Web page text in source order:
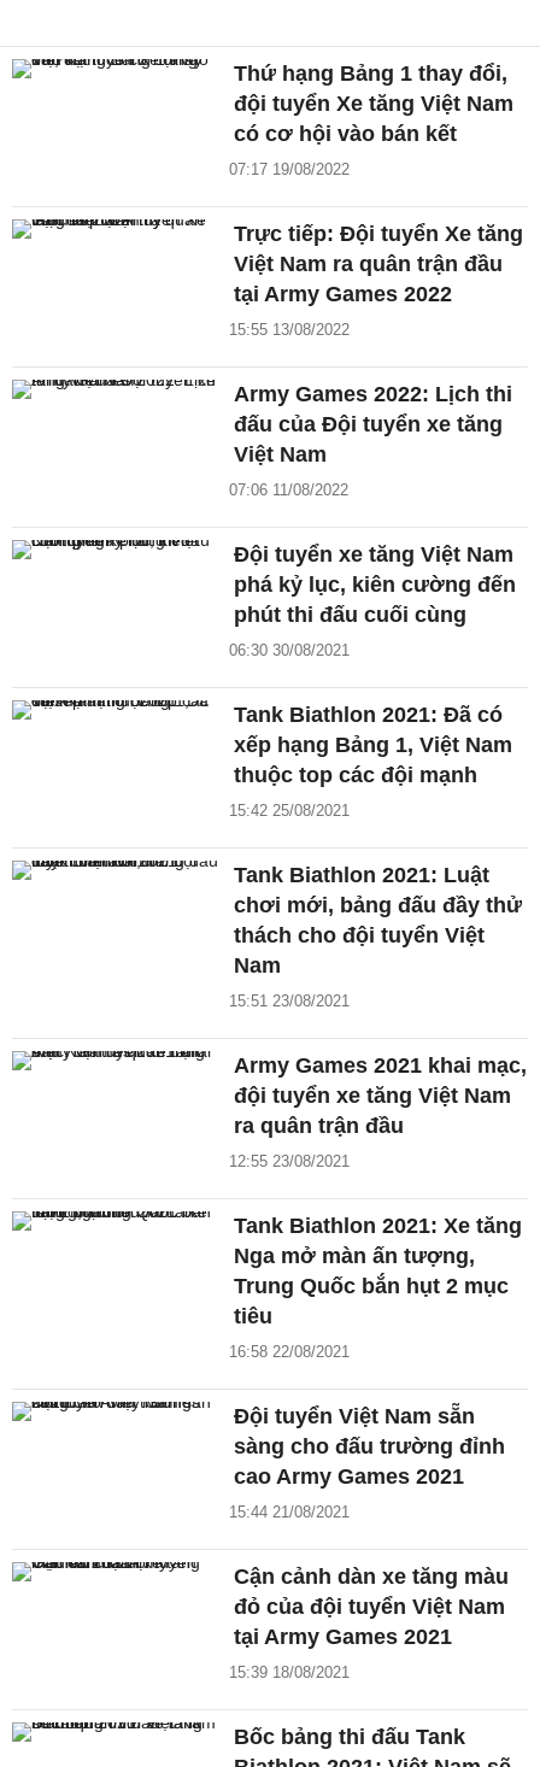
Thứ hạng Bảng 1 thay đổi,
đội tuyển Xe tăng Việt Nam
có cơ hội vào bán kết
07:17 19/08/2022
Trực tiếp: Đội tuyển Xe tăng
Việt Nam ra quân trận đầu
tại Army Games 2022
15:55 13/08/2022
Army Games 2022: Lịch thi
đấu của Đội tuyển xe tăng
Việt Nam
07:06 11/08/2022
Đội tuyển xe tăng Việt Nam
phá kỷ lục, kiên cường đến
phút thi đấu cuối cùng
06:30 30/08/2021
Tank Biathlon 2021: Đã có
xếp hạng Bảng 1, Việt Nam
thuộc top các đội mạnh
15:42 25/08/2021
Tank Biathlon 2021: Luật
chơi mới, bảng đấu đầy thử
thách cho đội tuyển Việt
Nam
15:51 23/08/2021
Army Games 2021 khai mạc,
đội tuyển xe tăng Việt Nam
ra quân trận đầu
12:55 23/08/2021
Tank Biathlon 2021: Xe tăng
Nga mở màn ấn tượng,
Trung Quốc bắn hụt 2 mục
tiêu
16:58 22/08/2021
Đội tuyển Việt Nam sẵn
sàng cho đấu trường đỉnh
cao Army Games 2021
15:44 21/08/2021
Cận cảnh dàn xe tăng màu
đỏ của đội tuyển Việt Nam
tại Army Games 2021
15:39 18/08/2021
Bốc bảng thi đấu Tank